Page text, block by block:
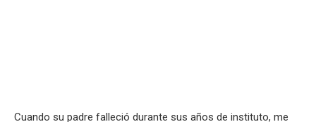
Cuando su padre falleció durante sus años de instituto, me